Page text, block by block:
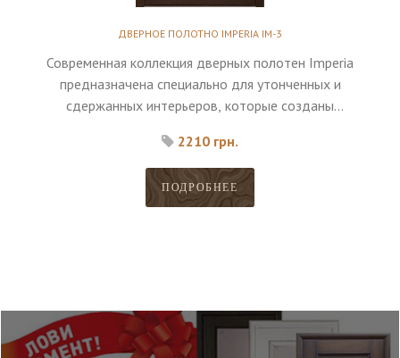
ДВЕРНОЕ ПОЛОТНО IMPERIA IM-3
Современная коллекция дверных полотен Imperia
предназначена специально для утонченных и
сдержанных интерьеров, которые созданы
владельца.
2210 грн.
ПОДРОБНЕЕ